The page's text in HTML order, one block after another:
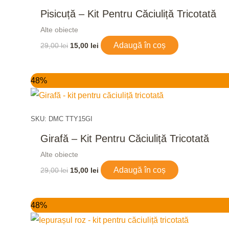
Pisicuță – Kit Pentru Căciuliță Tricotată
Alte obiecte
29,00lei 15,00 lei Adaugă în coș
48%
SKU: DMC TTY15GI
Girafă – Kit Pentru Căciuliță Tricotată
Alte obiecte
29,00lei
inițial
a
15,00 lei
curent
este:
Adaugă în coș
48%
inițial
a
curent
este: